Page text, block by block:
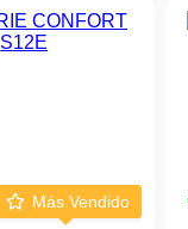
Más Vendido